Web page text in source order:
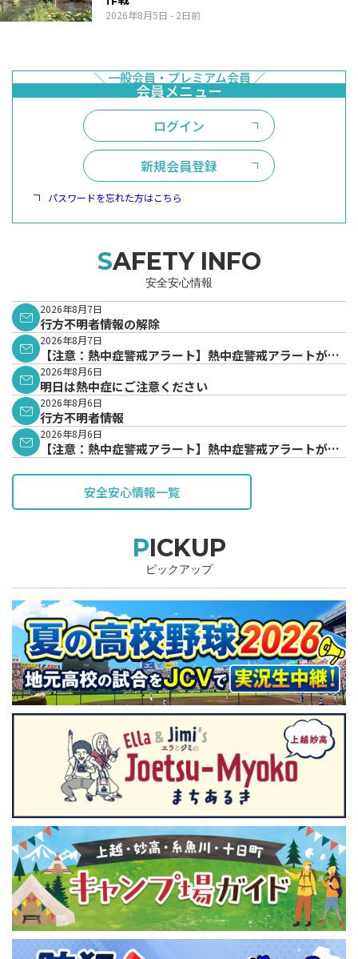
2026年8月5日 - 2日前
ログイン
新規会員登録
パスワードを忘れた方はこちら
SAFETY INFO
安全安心情報
2026年8月7日
行方不明者情報の解除
2026年8月7日
【注意：熱中症警戒アラート】熱中症警戒アラートが発
表されています。
2026年8月6日
明日は熱中症にご注意ください
2026年8月6日
行方不明者情報
2026年8月6日
【注意：熱中症警戒アラート】熱中症警戒アラートが発
安全安心情報一覧
PICKUP
ピックアップ